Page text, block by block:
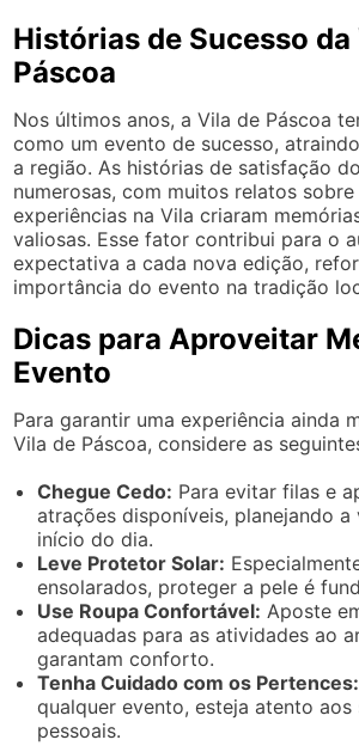
Histórias de Sucesso
Páscoa
Nos últimos anos, a Vila de Páscoa
como um evento de sucesso,
a região. As histórias de satisfação
numerosas, com muitos relatos
experiências na Vila criaram
valiosas. Esse fator contribui para o
expectativa a cada nova edição,
importância do evento na tradição
Dicas para Aproveitar
Evento
Para garantir uma experiência ainda
Vila de Páscoa, considere as
Chegue Cedo: Para evitar filas e
atrações disponíveis, planejando a
início do dia.
Leve Protetor Solar:
ensolarados, proteger a pele é
Use Roupa Confortável: Aposte
adequadas para as atividades ao
garantam conforto.
Tenha Cuidado com os Pertences:
qualquer evento, esteja atento aos
pessoais.